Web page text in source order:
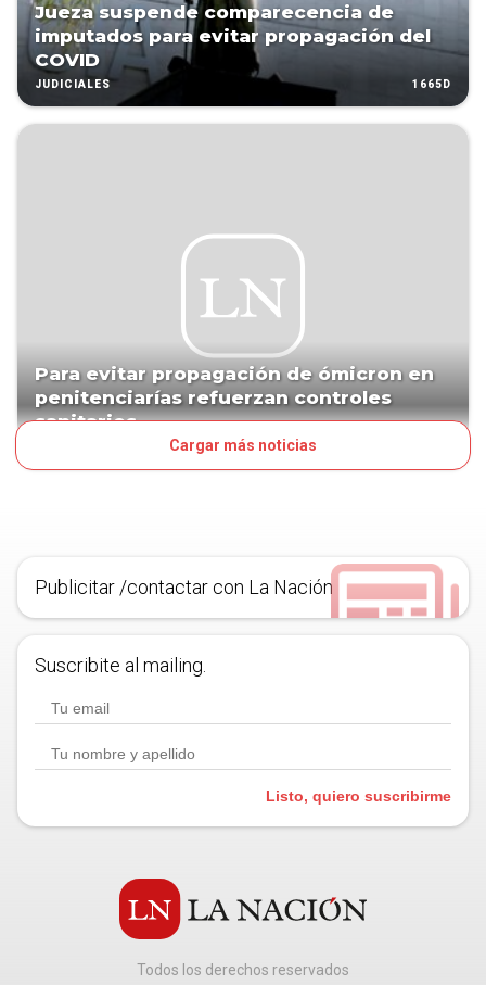
Jueza suspende comparecencia de
imputados para evitar propagación del
COVID
JUDICIALES 1665D
Para evitar propagación de ómicron en
penitenciarías refuerzan controles
sanitarios
Cargar más noticias
Publicitar /contactar con La Nación
Suscribite al mailing.
Listo, quiero suscribirme
Todos los derechos reservados